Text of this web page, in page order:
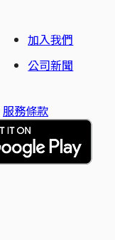
加入我們
公司新聞
服務條款